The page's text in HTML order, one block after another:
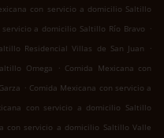
con servicio a domicilio Saltillo
a domicilio Saltillo Río Bravo .
Residencial Villas de San Juan
.
Omega
. Comida Mexicana con
. Comida Mexicana con servicio a
con servicio a domicilio Saltillo
con servicio a domicilio Saltillo Valle